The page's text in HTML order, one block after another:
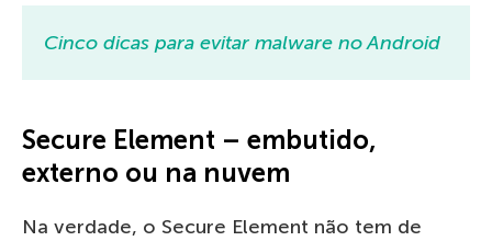
Cinco dicas para evitar malware no Android
Secure Element – embutido,
externo ou na nuvem
Na verdade, o Secure Element não tem de